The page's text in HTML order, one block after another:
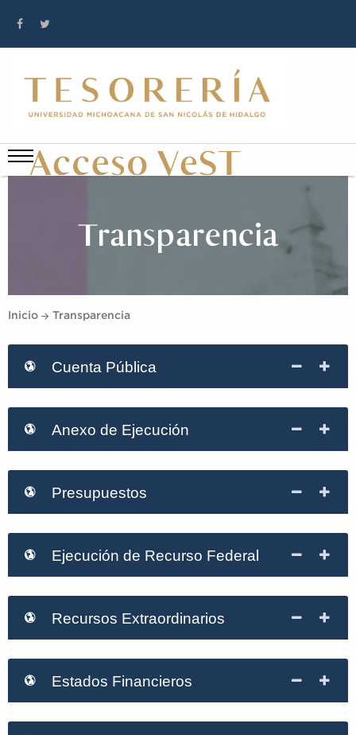
Transparencia
Inicio Transparencia
Cuenta Pública
Anexo de Ejecución
Presupuestos
Ejecución de Recurso Federal
Recursos Extraordinarios
Estados Financieros